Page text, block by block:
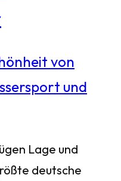
Lage und
deutsche